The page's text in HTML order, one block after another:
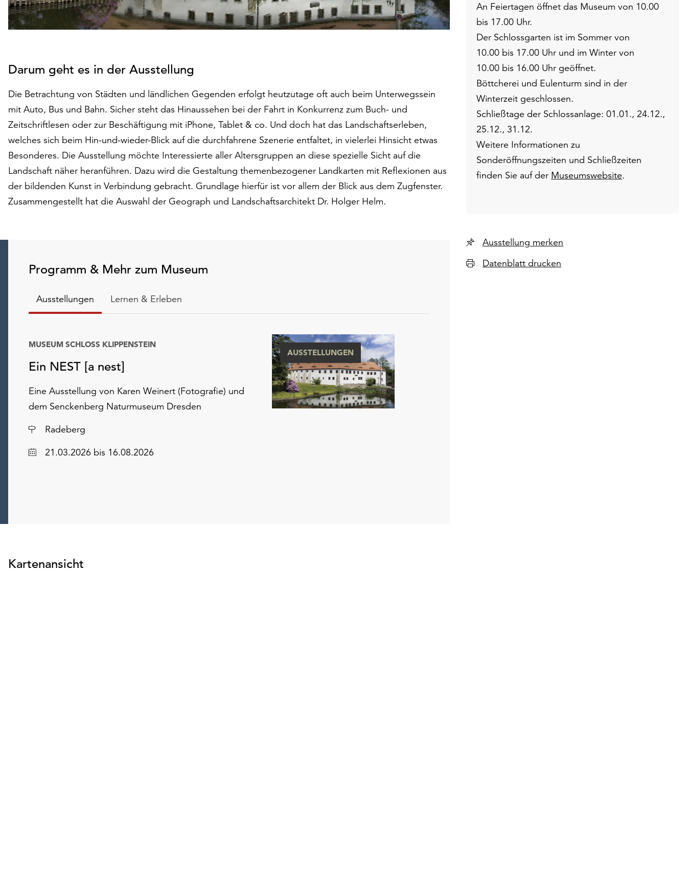
Darum geht es in der Ausstellung
Die Betrachtung von Städten und ländlichen Gegenden erfolgt heutzutage oft auch beim Unterwegssein
mit Auto, Bus und Bahn. Sicher steht das Hinaussehen bei der Fahrt in Konkurrenz zum Buch- und
Zeitschriftlesen oder zur Beschäftigung mit iPhone, Tablet & co. Und doch hat das Landschaftserleben,
welches sich beim Hin-und-wieder-Blick auf die durchfahrene Szenerie entfaltet, in vielerlei Hinsicht etwas
Besonderes. Die Ausstellung möchte Interessierte aller Altersgruppen an diese spezielle Sicht auf die
Landschaft näher heranführen. Dazu wird die Gestaltung themenbezogener Landkarten mit Reflexionen aus
der bildenden Kunst in Verbindung gebracht. Grundlage hierfür ist vor allem der Blick aus dem Zugfenster.
Zusammengestellt hat die Auswahl der Geograph und Landschaftsarchitekt Dr. Holger Helm.
Programm & Mehr zum Museum
Ausstellungen Lernen & Erleben
Ein NEST [a nest]
MUSEUM SCHLOSS KLIPPENSTEIN
Eine Ausstellung von Karen Weinert (Fotografie) und
dem Senckenberg Naturmuseum Dresden
Ort
Radeberg
Datum21.03.2026 bis 16.08.2026
AUSSTELLUNGEN
Kartenansicht
An Feiertagen öffnet das Museum von 10.00
bis 17.00 Uhr.
Der Schlossgarten ist im Sommer von
10.00 bis 17.00 Uhr und im Winter von
10.00 bis 16.00 Uhr geöffnet.
Böttcherei und Eulenturm sind in der
Winterzeit geschlossen.
Schließtage der Schlossanlage: 01.01., 24.12.,
25.12., 31.12.
Weitere Informationen zu
Sonderöffnungszeiten und Schließzeiten
finden Sie auf der Museumswebsite.
Ausstellung merken
Datenblatt drucken